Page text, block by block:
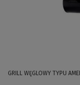
GRILL WĘGLOWY TYPU